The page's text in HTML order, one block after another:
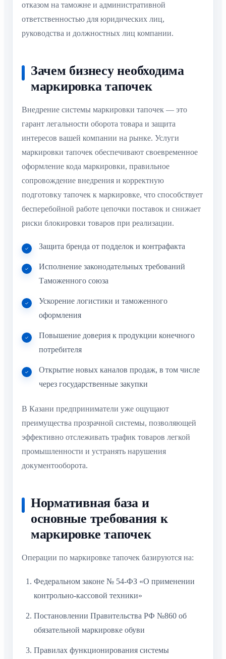
отказом на таможне и административной
ответственностью для юридических лиц,
руководства и должностных лиц компании.
Зачем бизнесу необходима
маркировка тапочек
Внедрение системы маркировки тапочек — это
гарант легальности оборота товара и защита
интересов вашей компании на рынке. Услуги
маркировки тапочек обеспечивают своевременное
оформление кода маркировки, правильное
сопровождение внедрения и корректную
подготовку тапочек к маркировке, что способствует
бесперебойной работе цепочки поставок и снижает
риски блокировки товаров при реализации.
Защита бренда от подделок и контрафакта
Исполнение законодательных требований
Таможенного союза
Ускорение логистики и таможенного
оформления
Повышение доверия к продукции конечного
потребителя
Открытие новых каналов продаж, в том числе
через государственные закупки
В Казани предприниматели уже ощущают
преимущества прозрачной системы, позволяющей
эффективно отслеживать трафик товаров легкой
промышленности и устранять нарушения
документооборота.
Нормативная база и
основные требования к
маркировке тапочек
Операции по маркировке тапочек базируются на:
Федеральном законе № 54-ФЗ «О применении
контрольно-кассовой техники»
Постановлении Правительства РФ №860 об
обязательной маркировке обуви
Правилах функционирования системы